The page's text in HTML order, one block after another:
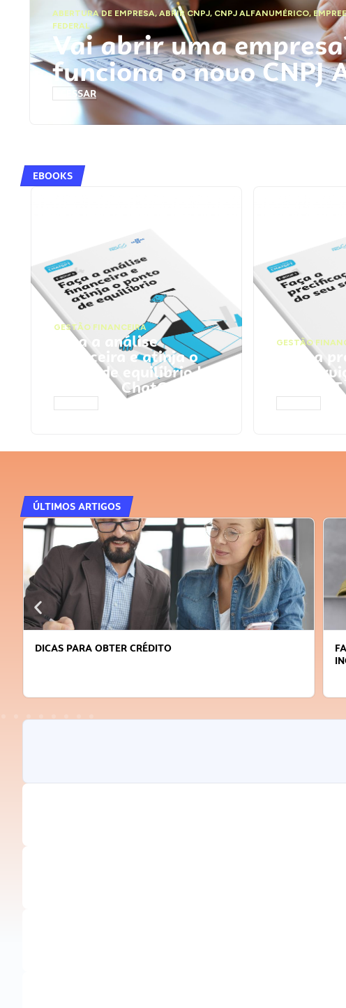
ABERTURA DE EMPRESA,ABRIR CNPJ, CNPJ ALFANUMÉRICO,
FEDERAL
Vai abrir uma
funciona o novo CNPJ
ACESSAR
EBOOKS
GESTÃO FINANCEIRA
Faça a análise
financeira e atinja o
ponto de equilíbrio |
Prompts ChatGPT
GESTÃO
Faça a
seu
ChatGPT
ÚLTIMOS ARTIGOS
DICAS PARA OBTER CRÉDITO